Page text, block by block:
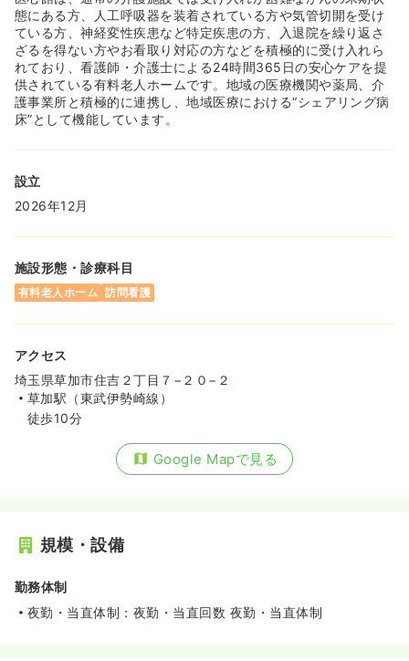
態にある方、人工呼吸器を装着されている方や気管切開を受け
ている方、神経変性疾患など特定疾患の方、入退院を繰り返さ
ざるを得ない方やお看取り対応の方などを積極的に受け入れら
れており、看護師・介護士による24時間365日の安心ケアを提
供されている有料老人ホームです。地域の医療機関や薬局、介
護事業所と積極的に連携し、地域医療における“シェアリング病
床”として機能しています。
設立
2026年12月
施設形態・診療科目
有料老人ホーム 訪問看護
アクセス
埼玉県草加市住吉２丁目７−２０−２
草加駅（東武伊勢崎線）
徒歩10分
Google Mapで見る
規模・設備
勤務体制
夜勤・当直体制：夜勤・当直回数 夜勤・当直体制